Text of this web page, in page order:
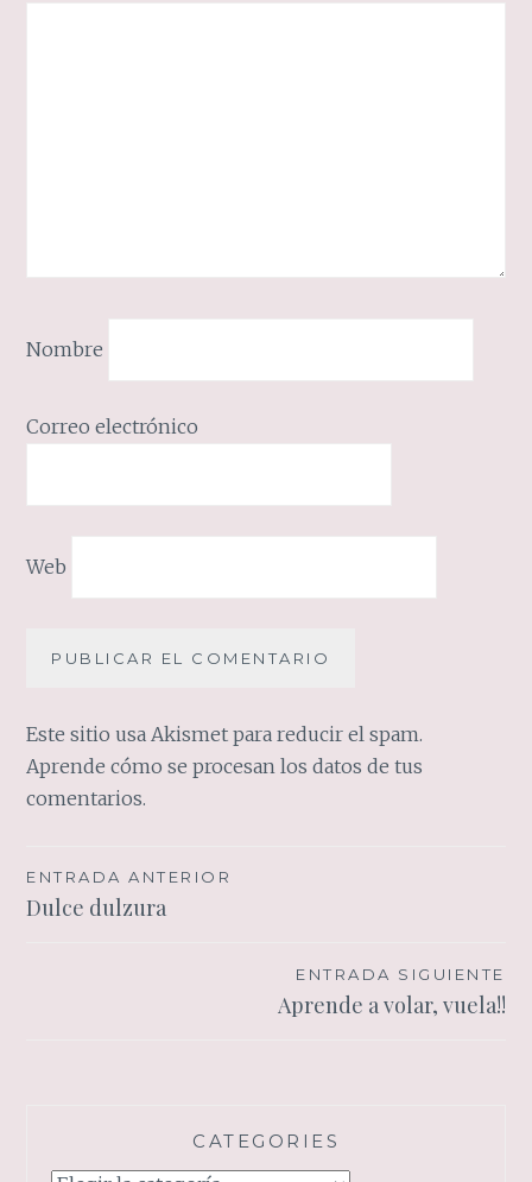
Nombre
Correo electrónico
Web
Este sitio usa Akismet para reducir el spam.
Aprende cómo se procesan los datos de tus
comentarios.
Navegación
de
ENTRADA ANTERIOR
Dulce dulzura
ENTRADA SIGUIENTE
Aprende a volar, vuela!!
CATEGORIES